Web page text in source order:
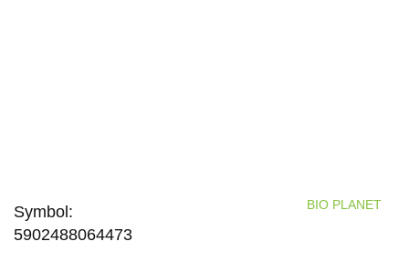
Symbol:
5902488064473
BIO PLANET